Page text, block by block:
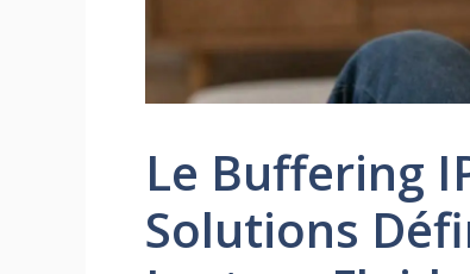
Le Buffering
Solutions